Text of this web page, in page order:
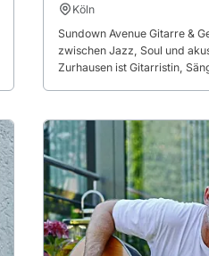
Köln
Sundown Avenue Gitarre &
zwischen Jazz, Soul und
Zurhausen ist Gitarristin,